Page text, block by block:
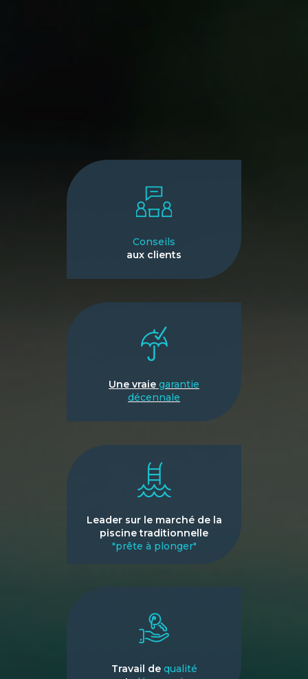
Conseils
aux clients
Une vraie garantie
décennale
Leader sur le marché de la
piscine traditionnelle
"prête à plonger"
Travail de qualité